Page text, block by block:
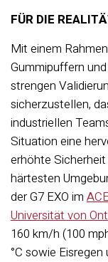
FÜR DIE
Mit einem
Gummipuffern
strengen
sicherzustellen,
industriellen
Situation eine
erhöhte
härtesten
der G7 EXO im
Universität von
160 km/h (100
°C sowie